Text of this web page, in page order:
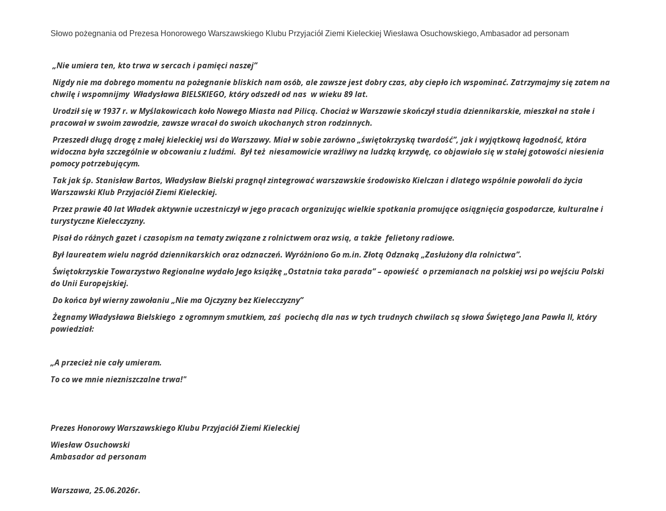
Słowo pożegnania od Prezesa Honorowego Warszawskiego Klubu Przyjaciół Ziemi Kieleckiej Wiesława Osuchowskiego, Ambasador ad personam
„Nie umiera ten, kto trwa w sercach i pamięci naszej”
Nigdy nie ma dobrego momentu na pożegnanie bliskich nam osób, ale zawsze jest dobry czas, aby ciepło ich wspominać. Zatrzymajmy się zatem na
chwilę i wspomnijmy Władysława BIELSKIEGO, który odszedł od nas w wieku 89 lat.
Urodził się w 1937 r. w Myślakowicach koło Nowego Miasta nad Pilicą. Chociaż w Warszawie skończył studia dziennikarskie, mieszkał na stałe i
pracował w swoim zawodzie, zawsze wracał do swoich ukochanych stron rodzinnych.
Przeszedł długą drogę z małej kieleckiej wsi do Warszawy. Miał w sobie zarówno „świętokrzyską twardość”, jak i wyjątkową łagodność, która
widoczna była szczególnie w obcowaniu z ludźmi. Był też niesamowicie wrażliwy na ludzką krzywdę, co objawiało się w stałej gotowości niesienia
pomocy potrzebującym.
Tak jak śp. Stanisław Bartos, Władysław Bielski pragnął zintegrować warszawskie środowisko Kielczan i dlatego wspólnie powołali do życia
Warszawski Klub Przyjaciół Ziemi Kieleckiej.
Przez prawie 40 lat Władek aktywnie uczestniczył w jego pracach organizując wielkie spotkania promujące osiągnięcia gospodarcze, kulturalne i
turystyczne Kielecczyzny.
Pisał do różnych gazet i czasopism na tematy związane z rolnictwem oraz wsią, a także felietony radiowe.
Był laureatem wielu nagród dziennikarskich oraz odznaczeń. Wyróżniono Go m.in. Złotą Odznaką „Zasłużony dla rolnictwa”.
Świętokrzyskie Towarzystwo Regionalne wydało Jego książkę „Ostatnia taka parada” – opowieść o przemianach na polskiej wsi po wejściu Polski
do Unii Europejskiej.
Do końca był wierny zawołaniu „Nie ma Ojczyzny bez Kielecczyzny”
Żegnamy Władysława Bielskiego z ogromnym smutkiem, zaś pociechą dla nas w tych trudnych chwilach są słowa Świętego Jana Pawła II, który
powiedział:
„A przecież nie cały umieram.
To co we mnie niezniszczalne trwa!"
Prezes Honorowy Warszawskiego Klubu Przyjaciół Ziemi Kieleckiej
Wiesław Osuchowski
Ambasador ad personam
Warszawa, 25.06.2026r.